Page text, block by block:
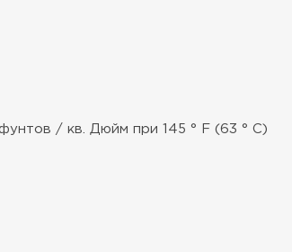
/ кв. Дюйм при 145 ° F (63 ° C)